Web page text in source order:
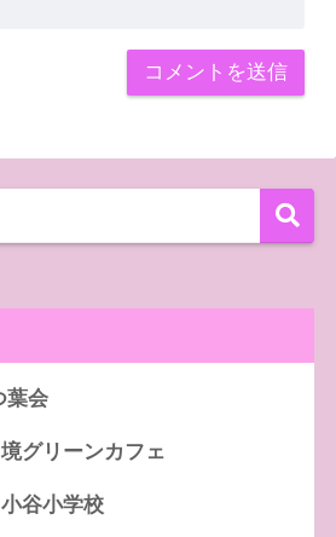
葉会
グリーンカフェ
谷小学校